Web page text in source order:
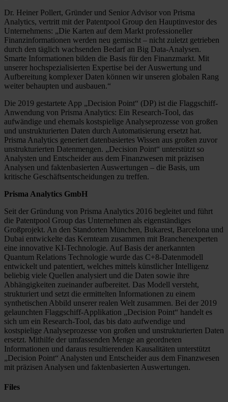
Dr. Heiner Pollert, Gründer und Senior Advisor von Prisma
Analytics, vertritt mit der Patentpool Group den Hauptinvestor des
Unternehmens: „Die Karten auf dem Markt professioneller
Finanzinformationen werden neu gemischt – nicht zuletzt getrieben
durch den täglich wachsenden Bedarf an Big Data-Analysen.
Smarte Informationen bilden die Basis für den Finanzmarkt. Mit
unserer hochspezialisierten Expertise bei der Auswertung und
Aufbereitung komplexer Daten können wir unseren globalen Rang
weiter behaupten und ausbauen.“
Die 2019 gestartete App „Decision Point“ (DP) ist die Flaggschiff-
Anwendung von Prisma Analytics: Ein Research-Tool, das
aufwändige und ehemals kostspielige Analyseprozesse von großen
und unstrukturierten Daten durch Automatisierung ersetzt hat.
Prisma Analytics generiert datenbasiertes Wissen aus großen zuvor
unstrukturierten Datenmengen. „Decision Point“ unterstützt so
Analysten und Entscheider aus dem Finanzwesen mit präzisen
Analysen und faktenbasierten Auswertungen – die Basis, um
kritische Geschäftsentscheidungen zu treffen.
Prisma Analytics GmbH
Seit der Gründung von Prisma Analytics 2016 begleitet und führt
die Patentpool Group das Unternehmen als eigenständiges
Großprojekt. An den Standorten München, Bukarest, Barcelona und
Dubai entwickelte das Kernteam zusammen mit Branchenexperten
eine innovative KI-Technologie. Auf Basis der anerkannten
Quantum Relations Technologie wurde das C+8-Datenmodell
entwickelt und patentiert, welches mittels künstlicher Intelligenz
beliebig viele Quellen analysiert und die Daten sowie ihre
Abhängigkeiten zueinander aufbereitet. Das Modell versteht,
strukturiert und setzt die ermittelten Informationen zu einem
synthetischen Abbild unserer realen Welt zusammen. Bei der 2019
gelaunchten Flaggschiff-Applikation „Decision Point“ handelt es
sich um ein Research-Tool, das bis dato aufwendige und
kostspielige Analyseprozesse von großen und unstrukturierten Daten
ersetzt. Mithilfe der umfassenden Menge an geordneten
Informationen und daraus resultierenden Kausalitäten unterstützt
„Decision Point“ Analysten und Entscheider aus dem Finanzwesen
mit präzisen Analysen und faktenbasierten Auswertungen.
Files